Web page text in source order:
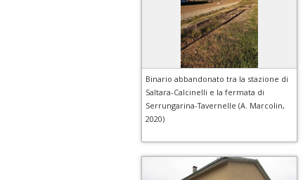
Binario abbandonato tra la stazione di
Saltara-Calcinelli e la fermata di
Serrungarina-Tavernelle (A. Marcolin,
2020)